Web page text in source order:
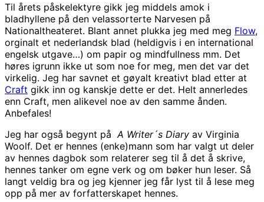
Til årets påskelektyre gikk jeg middels amok i
bladhyllene på den velassorterte Narvesen på
Nationaltheateret. Blant annet plukka jeg med meg Flow,
orginalt et nederlandsk blad (heldigvis i en international
engelsk utgave…) om papir og mindfullness mm. Det
høres igrunn ikke ut som noe for meg, men det var det
virkelig. Jeg har savnet et gøyalt kreativt blad etter at
Craft gikk inn og kanskje dette er det. Helt annerledes
enn Craft, men alikevel noe av den samme ånden.
Anbefales!
Jeg har også begynt på A Writer´s Diary av Virginia
Woolf. Det er hennes (enke)mann som har valgt ut deler
av hennes dagbok som relaterer seg til å det å skrive,
hennes tanker om egne verk og om bøker hun leser. Så
langt veldig bra og jeg kjenner jeg får lyst til å lese meg
opp på mer av forfatterskapet hennes.